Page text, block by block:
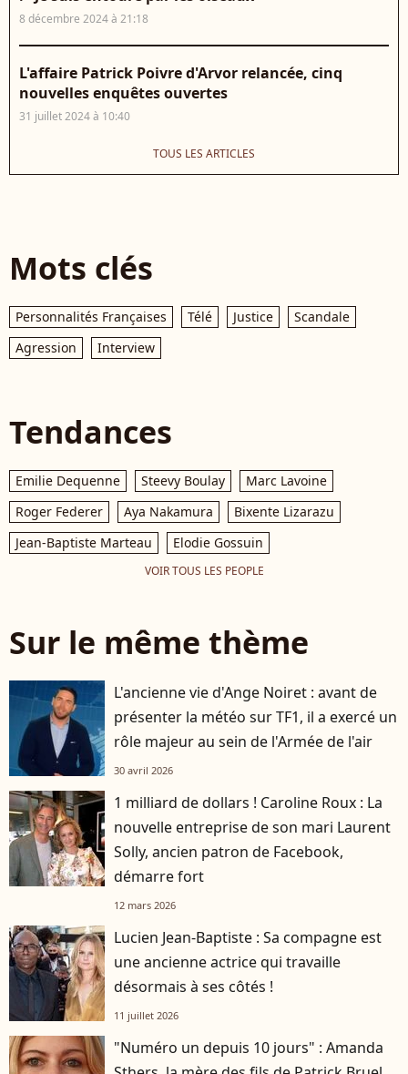
8 décembre 2024 à 21:18
L'affaire Patrick Poivre d'Arvor relancée, cinq
nouvelles enquêtes ouvertes
31 juillet 2024 à 10:40
TOUS LES ARTICLES
Mots clés
Personnalités Françaises Télé Justice
Scandale
Agression
Interview
Tendances
Emilie Dequenne Steevy Boulay
Marc Lavoine
Roger Federer
Aya Nakamura
Bixente Lizarazu
Jean-Baptiste Marteau
Elodie Gossuin
VOIR TOUS LES PEOPLE
Sur le même thème
L'ancienne vie d'Ange Noiret : avant de
présenter la météo sur TF1, il a exercé un
rôle majeur au sein de l'Armée de l'air
30 avril 2026
1 milliard de dollars ! Caroline Roux : La
nouvelle entreprise de son mari Laurent
Solly, ancien patron de Facebook,
démarre fort
12 mars 2026
Lucien Jean-Baptiste : Sa compagne est
une ancienne actrice qui travaille
désormais à ses côtés !
11 juillet 2026
"Numéro un depuis 10 jours" : Amanda